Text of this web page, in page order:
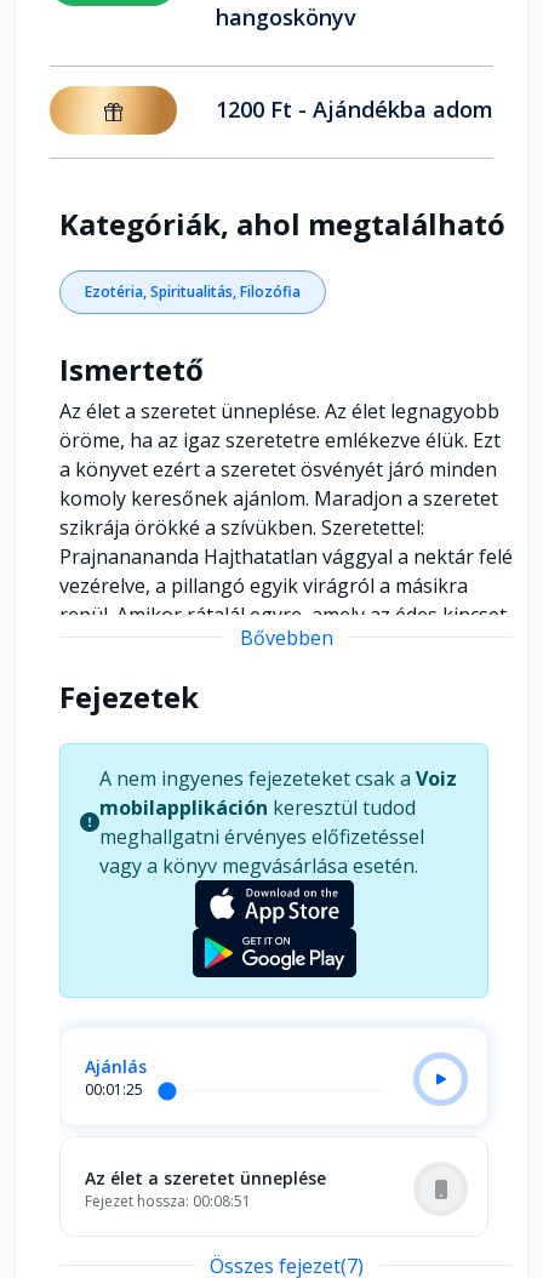
hangoskönyv
1200 Ft - Ajándékba adom
Kategóriák, ahol megtalálható
Ezotéria, Spiritualitás, Filozófia
Ismertető
Az élet a szeretet ünneplése. Az élet legnagyobb
öröme, ha az igaz szeretetre emlékezve élük. Ezt
a könyvet ezért a szeretet ösvényét járó minden
komoly keresőnek ajánlom. Maradjon a szeretet
szikrája örökké a szívükben. Szeretettel:
Prajnanananda Hajthatatlan vággyal a nektár felé
vezérelve, a pillangó egyik virágról a másikra
repül. Amikor rátalál egyre, amely az édes kincset
rejti, akkor fi noman leszáll, és mialatt üdvözülten
Hasonlóan, a mi nyugtalan elménk is olyan, mint
béke édességét – mi azonban csak akkor fogjuk
élvezni az isteni nektárt, ha a meditációban és az
imában elmerülünk, elménk elcsendesül és
megnyugszik.
Bővebben
Fejezetek
A nem ingyenes fejezeteket csak a Voiz
mobilapplikáción keresztül tudod
meghallgatni érvényes előfizetéssel
vagy a könyv megvásárlása esetén.
Ajánlás
00:01:25
Az élet a szeretet ünneplése
Fejezet hossza: 00:08:51
Összes fejezet(7)